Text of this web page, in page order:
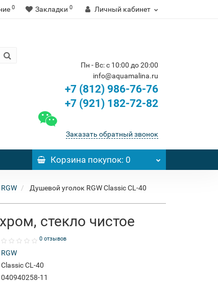
0 Закладки 0 Личный кабинет
Пн - Вс: с 10:00 до 20:00
info@aquamalina.ru
+7 (812) 986-76-76
+7 (921) 182-72-82
Заказать обратный звонок
Корзинапокупок: 0
Душевой уголок RGW Classic CL-40
стекло чистое
0 отзывов
RGW
Classic CL-40
040940258-11